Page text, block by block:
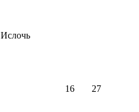
Ислочь
16 27